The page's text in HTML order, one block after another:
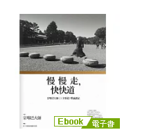
(2)